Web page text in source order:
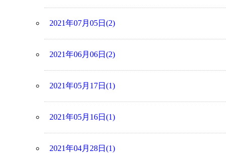
2021年07月05日(2)
2021年06月06日(2)
2021年05月17日(1)
2021年05月16日(1)
2021年04月28日(1)